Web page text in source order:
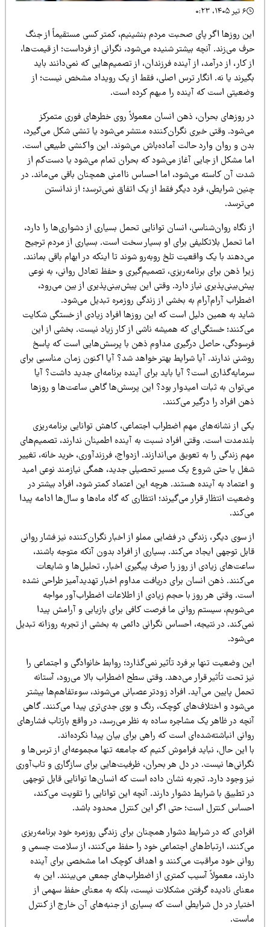
روزها اگر پای صحبت مردم بنشینیم، کمتر کسی مستقیماً از جنگ
می‌زند. آنچه بیشتر شنیده می‌شود، نگرانی از فرداست؛ از قیمت‌ها،
کار، از درآمد، از آینده فرزندان، از تصمیم‌هایی که نمی‌دانند باید
یا نه. انگار ترس اصلی، فقط از یک رویداد مشخص نیست؛ از
است که آینده را مبهم کرده است.
روزهای بحران، ذهن انسان معمولاً روی خطرهای فوری متمرکز
وقتی خبری نگران‌کننده منتشر می‌شود یا تنشی شکل می‌گیرد،
و روان وارد حالت آماده‌باش می‌شوند. این واکنشی طبیعی است.
مشکل از جایی آغاز می‌شود که بحران تمام می‌شود یا دست‌کم از
آن کاسته می‌شود، اما احساس ناامنی همچنان باقی می‌ماند. در
شرایطی، فرد دیگر فقط از یک اتفاق نمی‌ترسد؛ از ندانستن
نگاه روان‌شناسی، انسان توانایی تحمل بسیاری از دشواری‌ها را دارد،
تحمل بلاتکلیفی برای او بسیار سخت است. بسیاری از مردم ترجیح
با یک واقعیت تلخ روبه‌رو شوند تا اینکه در ابهام باقی بمانند.
ذهن برای برنامه‌ریزی، تصمیم‌گیری و حفظ تعادل روانی، به نوعی
نیاز دارد. وقتی این پیش‌بینی‌پذیری از بین می‌رود،
آرام‌آرام به بخشی از زندگی روزمره تبدیل می‌شود.
به همین دلیل است که این روزها افراد زیادی از خستگی شکایت
خستگی‌ای که همیشه ناشی از کار زیاد نیست. بخشی از این
حاصل درگیری مداوم ذهن با پرسش‌هایی است که پاسخ
ندارند. آیا شرایط بهتر خواهد شد؟ آیا اکنون زمان مناسبی برای
است؟ آیا باید برای آینده برنامه‌ای جدید داشت؟ آیا
به ثبات امیدوار بود؟ این پرسش‌ها گاهی ساعت‌ها و روزها
افراد را درگیر می‌کنند.
از نشانه‌های مهم اضطراب اجتماعی، کاهش توانایی برنامه‌ریزی
است. وقتی افراد نسبت به آینده اطمینان ندارند، تصمیم‌های
زندگی را به تعویق می‌اندازند. ازدواج، فرزندآوری، خرید خانه، تغییر
یا حتی شروع یک مسیر تحصیلی جدید، همگی نیازمند نوعی امید
به آینده هستند. هرچه این اعتماد کمتر شود، افراد بیشتر در
انتظار قرار می‌گیرند؛ انتظاری که گاه ماه‌ها و سال‌ها ادامه پیدا
سوی دیگر، زندگی در فضایی مملو از اخبار نگران‌کننده نیز فشار روانی
توجهی ایجاد می‌کند. بسیاری از افراد بدون آنکه متوجه باشند،
زیادی از روز را صرف پیگیری اخبار، تحلیل‌ها و شایعات
ذهن انسان برای دریافت مداوم اخبار تهدیدآمیز طراحی نشده
وقتی هر روز با حجم زیادی از اطلاعات اضطراب‌آور مواجه
سیستم روانی ما فرصت کافی برای بازیابی و آرامش پیدا
در نتیجه، احساس نگرانی دائمی به بخشی از تجربه روزانه تبدیل
وضعیت تنها بر فرد تأثیر نمی‌گذارد؛ روابط خانوادگی و اجتماعی را
تحت تأثیر قرار می‌دهد. وقتی سطح اضطراب بالا می‌رود، آستانه
پایین می‌آید. افراد زودتر عصبانی می‌شوند، سوءتفاهم‌ها بیشتر
و اختلاف‌های کوچک، رنگ و بوی جدی‌تری پیدا می‌کنند. گاهی
در ظاهر یک مشاجره ساده به نظر می‌رسد، در واقع بازتاب فشارهای
انباشته‌شده‌ای است که راهی برای بیان پیدا نکرده‌اند.
این حال، نباید فراموش کنیم که جامعه تنها مجموعه‌ای از ترس‌ها و
نیست. در دل هر بحران، ظرفیت‌هایی برای سازگاری و تاب‌آوری
وجود دارد. تجربه نشان داده است که انسان‌ها توانایی قابل توجهی
تطبیق با شرایط دشوار دارند. آنچه این توانایی را تقویت می‌کند،
کنترل است؛ حتی اگر این کنترل محدود باشد.
که در شرایط دشوار همچنان برای زندگی روزمره خود برنامه‌ریزی
ارتباط‌های اجتماعی خود را حفظ می‌کنند، از سلامت جسمی و
خود مراقبت می‌کنند و اهداف کوچک اما مشخصی برای آینده
معمولاً آسیب کمتری از اضطراب‌های جمعی می‌بینند. این به
نادیده گرفتن مشکلات نیست، بلکه به معنای حفظ سهمی از
در دل شرایطی است که بسیاری از جنبه‌های آن خارج از کنترل